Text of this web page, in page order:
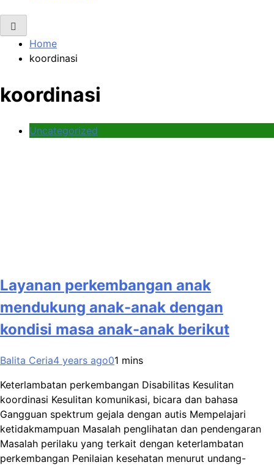
Home
koordinasi
koordinasi
Uncategorized
Layanan perkembangan anak
mendukung anak-anak dengan
kondisi masa anak-anak berikut
Balita Ceria4 years ago01 mins
Keterlambatan perkembangan Disabilitas Kesulitan
koordinasi Kesulitan komunikasi, bicara dan bahasa
Gangguan spektrum gejala dengan autis Mempelajari
ketidakmampuan Masalah penglihatan dan pendengaran
Masalah perilaku yang terkait dengan keterlambatan
perkembangan Penilaian kesehatan menurut undang-